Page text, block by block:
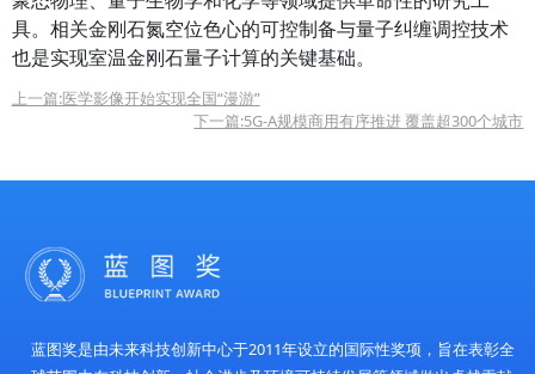
传感器的自主制备，打通了涵盖二十多道环节的
程，掌握了其中的关键工艺。他们通过材料制备
两条路径的协同创新，首次成功开发出纠缠增强
旋探测技术，在固态体系中实现了对微观磁信号
据介绍，这项突破性技术实现了三大重要进
分并探测到相邻的两个“暗”电子自旋；在嘈杂环
控不稳定自旋的信号。